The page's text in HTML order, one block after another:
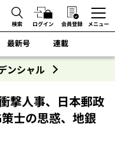
検索 ログイン 会員登録 メニュー
最新号 連載
ンシャル
撃人事、日本郵政
士の思惑、地銀